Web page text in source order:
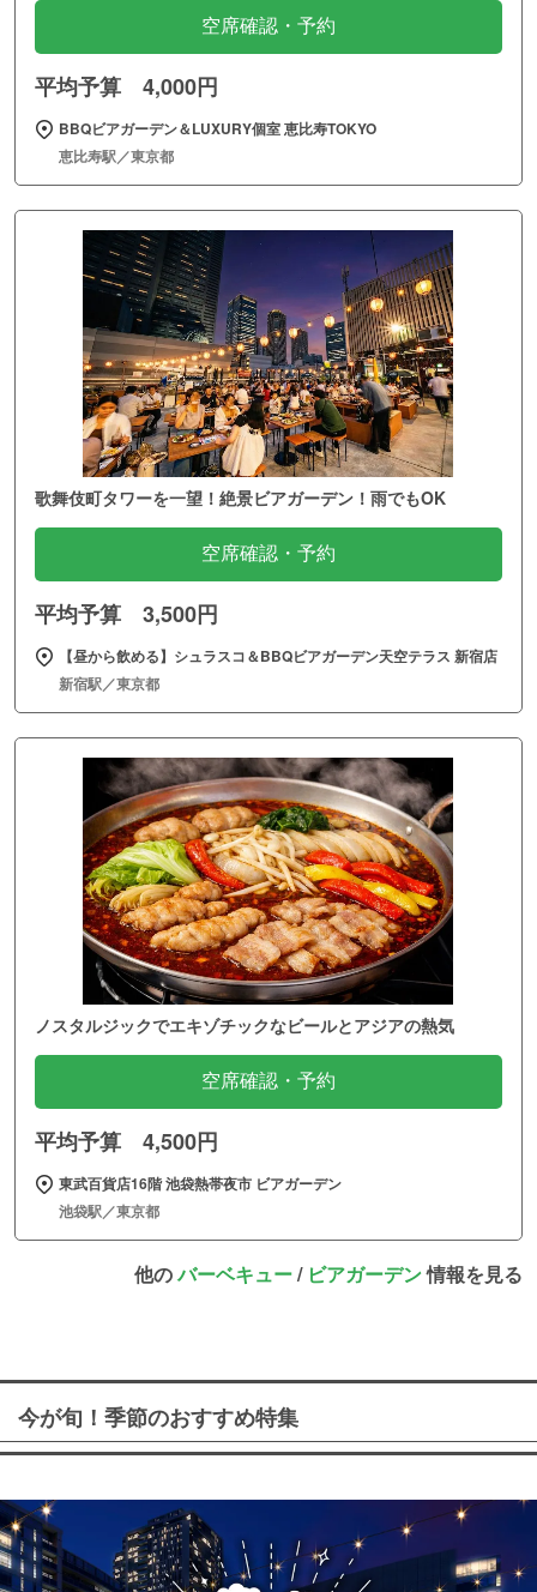
空席確認・予約
平均予算 4,000円
BBQビアガーデン＆LUXURY個室 恵比寿TOKYO
恵比寿駅／東京都
歌舞伎町タワーを一望！絶景ビアガーデン！雨でもOK
空席確認・予約
平均予算 3,500円
【昼から飲める】シュラスコ＆BBQビアガーデン天空テラス 新宿店
新宿駅／東京都
ノスタルジックでエキゾチックなビールとアジアの熱気
空席確認・予約
平均予算 4,500円
東武百貨店16階 池袋熱帯夜市 ビアガーデン
池袋駅／東京都
他のバーベキュー/ ビアガーデン情報を見る
今が旬！季節のおすすめ特集